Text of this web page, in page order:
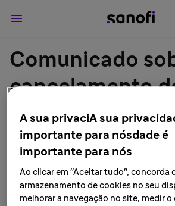
Comunicado
cancelamento
registo do
Praluent®
LEIA MAIS • São Paulo, 25 de
A sua privaciA sua
importante para nósdade é
importante para nós
Ao clicar em "Aceitar tudo", concorda
armazenamento de cookies no seu
melhorar a navegação no site, medir